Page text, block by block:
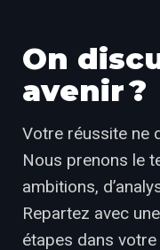
On
avenir ?
Votre réussite ne
Nous prenons le
ambitions,
Repartez avec
étapes dans votre